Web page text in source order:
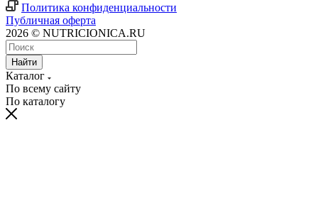
Политика конфиденциальности
Публичная оферта
2026 © NUTRICIONICA.RU
Найти
Каталог
По всему сайту
По каталогу